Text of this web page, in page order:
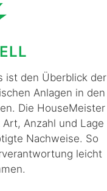
ist den Überblick der
Anlagen in den
Die HouseMeister
Anzahl und Lage
Nachweise. So
leicht